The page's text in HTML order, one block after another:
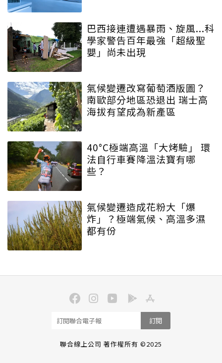
巴西接連遭遇暴雨、旋風...科
學家警告百年最強「超級聖
嬰」尚未出現
氣候變遷改寫葡萄酒版圖？
南歐部分地區恐退出 瑞士高
海拔有望成為新產區
40°C極端高溫「大烤驗」 環
法自行車賽降溫法寶有哪
些？
氣候變遷造成花粉大「爆
炸」？極端氣候、高溫多濕
都有份
訂閱
聯合線上公司 著作權所有 ©2025